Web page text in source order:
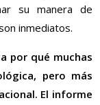
su manera de
inmediatos.
por qué muchas
pero más
El informe